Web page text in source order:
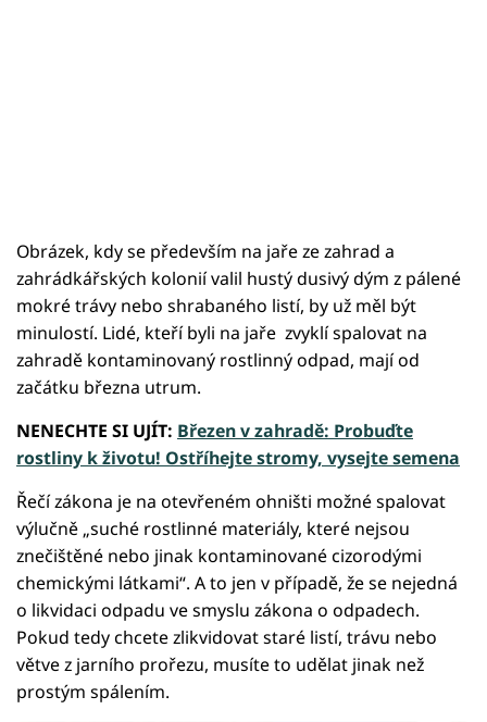
Obrázek, kdy se především na jaře ze zahrad a
zahrádkářských kolonií valil hustý dusivý dým z pálené
mokré trávy nebo shrabaného listí, by už měl být
minulostí. Lidé, kteří byli na jaře zvyklí spalovat na
zahradě kontaminovaný rostlinný odpad, mají od
začátku března utrum.
NENECHTE SI UJÍT: Březen v zahradě: Probuďte
rostliny k životu! Ostříhejte stromy, vysejte semena
Řečí zákona je na otevřeném ohništi možné spalovat
výlučně „suché rostlinné materiály, které nejsou
znečištěné nebo jinak kontaminované cizorodými
chemickými látkami“. A to jen v případě, že se nejedná
o likvidaci odpadu ve smyslu zákona o odpadech.
Pokud tedy chcete zlikvidovat staré listí, trávu nebo
větve z jarního prořezu, musíte to udělat jinak než
prostým spálením.